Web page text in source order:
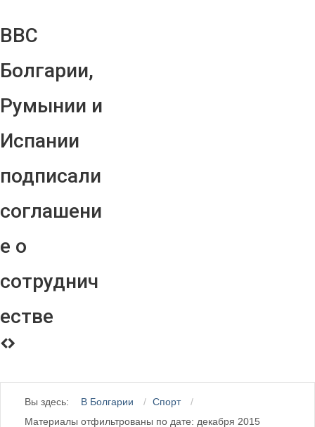
ВВС
Болгарии,
Румынии и
Испании
подписали
соглашени
е о
сотруднич
естве
Вы здесь: В Болгарии
Спорт
Материалы отфильтрованы по дате: декабря 2015